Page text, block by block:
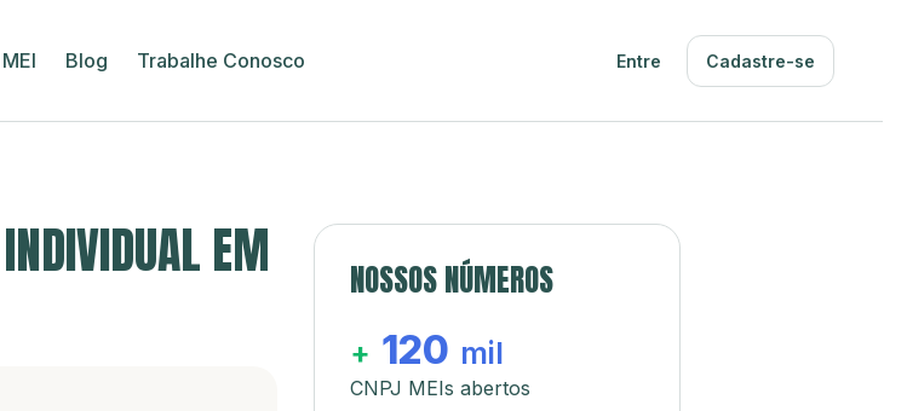
Blog Trabalhe Conosco Entre Cadastre-se
EM NOSSOS NÚMEROS
+ 120 mil
CNPJ MEIs abertos